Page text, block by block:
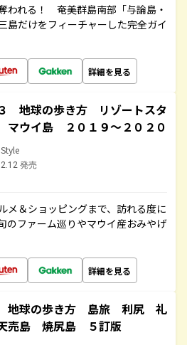
われる！ 奄美群島南部「与論島・
島だけをフィーチャーした完全ガイ
詳細を見る
地球の歩き方 リゾートスタ
ウイ島 ２０１９～２０２０
発売
メ＆ショッピングまで、訪れる度に
のファーム巡りやマウイ産おみやげ
詳細を見る
地球の歩き方 島旅 利尻 礼
売島 焼尻島 ５訂版